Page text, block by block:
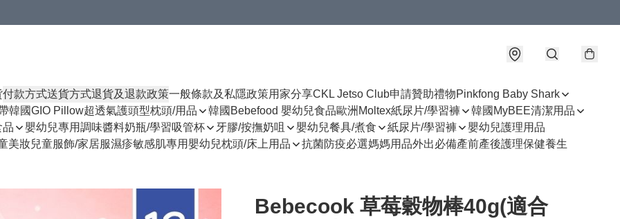
付款方式送貨方式退貨及退款政策一般條款及私隱政策用家分享CKL Jetso Club申請贊助禮物Pinkfong Baby Shark
韓國GIO Pillow超透氣護頭型枕頭/用品 韓國Bebefood 嬰幼兒食品歐洲Moltex紙尿片/學習褲
韓國MyBEE清潔用品
品
嬰幼兒專用調味醬料奶瓶/學習吸管杯 牙膠/按撫奶咀 嬰幼兒餐具/煮食 紙尿片/學習褲
嬰幼兒護理用品
美妝兒童服飾/家居服濕疹敏感肌專用嬰幼兒枕頭/床上用品 抗菌防疫必選媽媽用品外出必備產前產後護理保健養生
Bebecook 草莓穀物棒40g(適合